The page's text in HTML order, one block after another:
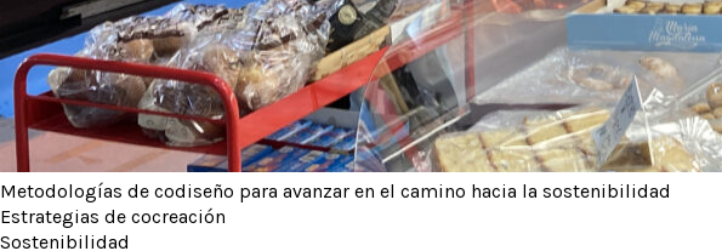
Metodologías de codiseño para avanzar en el camino hacia la sostenibilidad
Estrategias de cocreación
Sostenibilidad